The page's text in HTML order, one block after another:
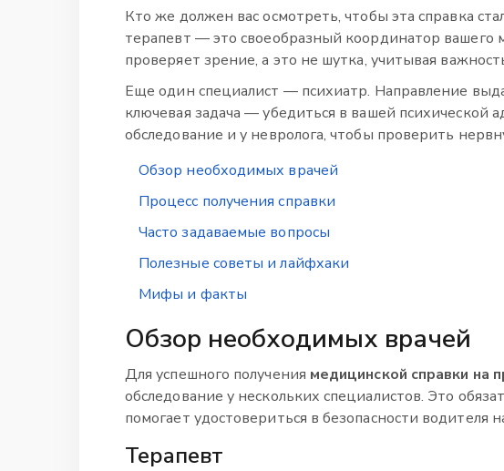
Кто же должен вас осмотреть, чтобы эта справка
терапевт — это своеобразный координатор вашего
проверяет зрение, а это не шутка, учитывая
Еще один специалист — психиатр. Направление
ключевая задача — убедиться в вашей психической
обследование и у невролога, чтобы проверить
Обзор необходимых врачей
Процесс получения справки
Часто задаваемые вопросы
Полезные советы и лайфхаки
Мифы и факты
Обзор необходимых врачей
Для успешного получения медицинской справки на
обследование у нескольких специалистов. Это
помогает удостовериться в безопасности водителя
Терапевт